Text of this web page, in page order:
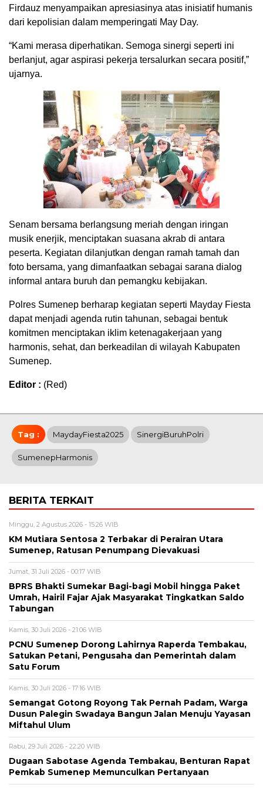
Firdauz menyampaikan apresiasinya atas inisiatif humanis
dari kepolisian dalam memperingati May Day.
“Kami merasa diperhatikan. Semoga sinergi seperti ini
berlanjut, agar aspirasi pekerja tersalurkan secara positif,”
ujarnya.
Senam bersama berlangsung meriah dengan iringan
musik enerjik, menciptakan suasana akrab di antara
peserta. Kegiatan dilanjutkan dengan ramah tamah dan
foto bersama, yang dimanfaatkan sebagai sarana dialog
informal antara buruh dan pemangku kebijakan.
Polres Sumenep berharap kegiatan seperti Mayday Fiesta
dapat menjadi agenda rutin tahunan, sebagai bentuk
komitmen menciptakan iklim ketenagakerjaan yang
harmonis, sehat, dan berkeadilan di wilayah Kabupaten
Sumenep.
Editor : (Red)
Tag : MaydayFiesta2025 SinergiBuruhPolri
SumenepHarmonis
BERITA TERKAIT
Minggu, 2 Agustus 2026 - 15:26 WIB
KM Mutiara Sentosa 2 Terbakar di Perairan Utara
Sumenep, Ratusan Penumpang Dievakuasi
Jumat, 31 Juli 2026 - 00:17 WIB
BPRS Bhakti Sumekar Bagi-bagi Mobil hingga Paket
Umrah, Hairil Fajar Ajak Masyarakat Tingkatkan Saldo
Tabungan
Kamis, 30 Juli 2026 - 21:06 WIB
PCNU Sumenep Dorong Lahirnya Raperda Tembakau,
Satukan Petani, Pengusaha dan Pemerintah dalam
Satu Forum
Kamis, 30 Juli 2026 - 17:16 WIB
Semangat Gotong Royong Tak Pernah Padam, Warga
Dusun Palegin Swadaya Bangun Jalan Menuju Yayasan
Miftahul Ulum
Rabu, 29 Juli 2026 - 22:20 WIB
Dugaan Sabotase Agenda Tembakau, Benturan Rapat
Pemkab Sumenep Memunculkan Pertanyaan